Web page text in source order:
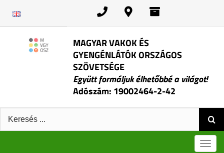
MAGYAR VAKOK ÉS
GYENGÉNLÁTÓK ORSZÁGOS
SZÖVETSÉGE
Együtt formáljuk élhetőbbé a világot!
Adószám: 19002464-2-42
Keresés: